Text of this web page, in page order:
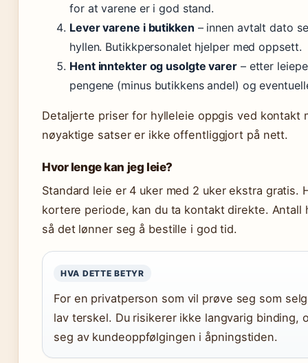
for at varene er i god stand.
Lever varene i butikken – innen avtalt dato
hyllen. Butikkpersonalet hjelper med oppsett.
Hent inntekter og usolgte varer– etter
pengene (minus butikkens andel) og
Detaljerte priser for hylleleie oppgis ved kontakt
nøyaktige satser er ikke offentliggjort på nett.
Hvor lenge kan jeg leie?
Standard leie er 4 uker med 2 uker ekstra gratis.
kortere periode, kan du ta kontakt direkte. Antall
så det lønner seg å bestille i god tid.
HVA DETTE BETYR
For en privatperson som vil prøve seg som
lav terskel. Du risikerer ikke langvarig binding,
seg av kundeoppfølgingen i åpningstiden.